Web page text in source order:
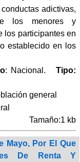
adictivas,
los menores y
los participantes en
establecido en los
: Nacional.Tipo:
general
Tamaño:1 kb
Mayo, Por El Que
De Renta Y